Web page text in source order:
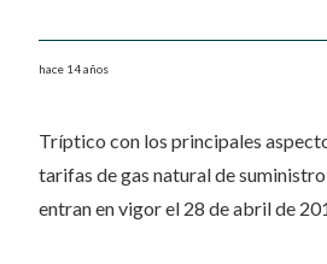
hace 14 años
Tríptico con los principales
tarifas de gas natural de
entran en vigor el 28 de abril de